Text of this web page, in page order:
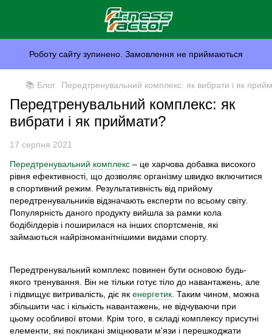
Роботу сайту зупинено. Замовлення не приймаються
📚 Блог Передтренувальний комплекс: як вибрати і як
Передтренувальний комплекс: як
вибрати і як приймати?
17 серпня 2021
Передтренувальний комплекс – це харчова добавка високого
рівня ефективності, що дозволяє організму швидко включитися
в спортивний режим. Результативність від прийому
передтренувальників відзначають експерти по всьому світу.
Популярність даного продукту вийшла за рамки кола
бодібілдерів і поширилася на інших спортсменів, які
займаються найрізноманітнішими видами спорту.
Передтренувальний комплекс повинен бути основою будь-
якого тренування. Він не тільки готує тіло до навантажень, але
і підвищує витривалість, діє як енергетик . Таким чином, можна
збільшити час і кількість навантажень, не відчуваючи при
цьому особливої втоми. Крім того, в складі комплексу присутні
елементи, які покликані зміцнювати м'язи і перешкоджати